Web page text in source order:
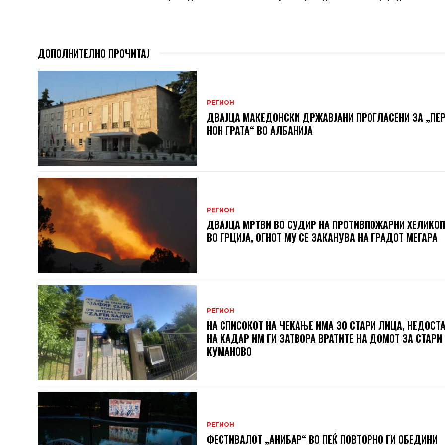
ДОПОЛНИТЕЛНО ПРОЧИТАЈ
РЕГИОН
ДВАЈЦА МАКЕДОНСКИ ДРЖАВЈАНИ ПРОГЛАСЕНИ ЗА
НОН ГРАТА“ ВО АЛБАНИЈА
РЕГИОН
ДВАЈЦА МРТВИ ВО СУДИР НА ПРОТИВПОЖАРНИ
ВО ГРЦИЈА, ОГНОТ МУ СЕ ЗАКАНУВА НА ГРАДОТ МЕГАРА
РЕГИОН
НА СПИСОКОТ НА ЧЕКАЊЕ ИМА 30 СТАРИ ЛИЦА,
НА КАДАР ИМ ГИ ЗАТВОРА ВРАТИТЕ НА ДОМОТ ЗА СТАРИ
КУМАНОВО
РЕГИОН
ФЕСТИВАЛОТ „АНИБАР“ ВО ПЕЌ ПОВТОРНО ГИ ОБЕДИНИ